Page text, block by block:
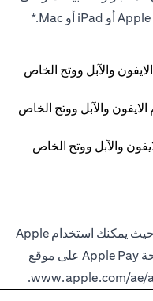
والآبل ووتج الخاص
والآبل ووتج الخاص
والآبل ووتج الخاص
للحصول على قائمة التجار الرئيسيين حيث يمكنك استخدام Apple
Pay لديهم، يرجى الاطلاع على صفحة Apple Pay على موقع
www.apple.com/ae/
.